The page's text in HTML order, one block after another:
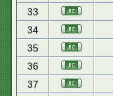
33
34
35
36
37